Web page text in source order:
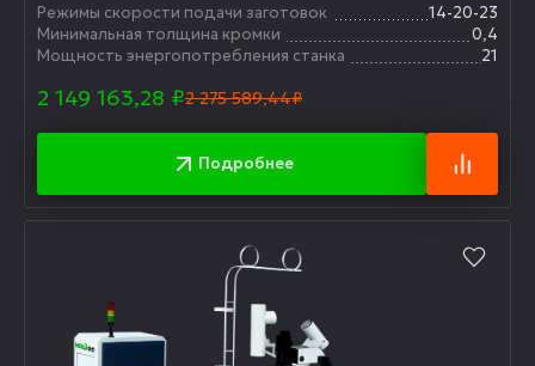
Режимы скорости подачи заготовок
14-20-23
Минимальная толщина кромки
0,4
Мощность энергопотребления станка
21
2 149 163,28 ₽2 275 589,44₽
Подробнее